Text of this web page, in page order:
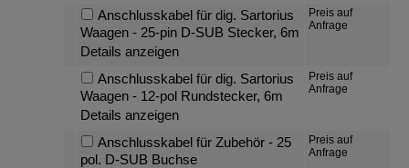
Anschlusskabel für dig. Sartorius
Waagen - 25-pin D-SUB Stecker, 6m
Details anzeigen
Preis auf
Anfrage
Anschlusskabel für dig. Sartorius
Waagen - 12-pol Rundstecker, 6m
Details anzeigen
Preis auf
Anfrage
Anschlusskabel für Zubehör - 25
pol. D-SUB Buchse
Preis auf
Anfrage